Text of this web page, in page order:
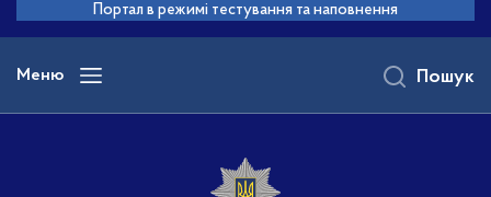
основного
вмісту
Портал в режимі тестування та наповнення
Меню Пошук